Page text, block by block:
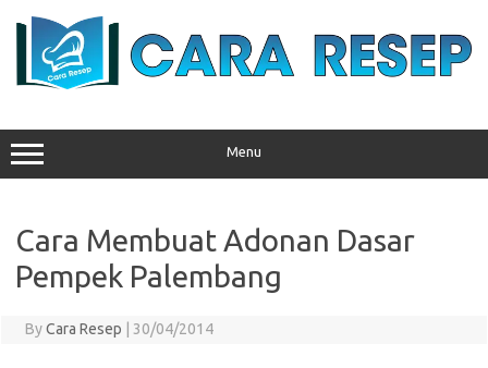
Menu
Cara Membuat Adonan Dasar
Pempek Palembang
ByCara Resep 30/04/2014